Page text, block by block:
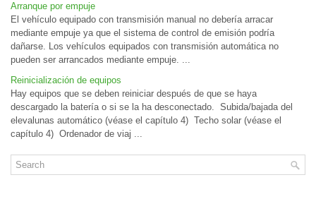
Arranque por empuje
El vehículo equipado con transmisión manual no debería arracar
mediante empuje ya que el sistema de control de emisión podría
dañarse. Los vehículos equipados con transmisión automática no
pueden ser arrancados mediante empuje. ...
Reinicialización de equipos
Hay equipos que se deben reiniciar después de que se haya
descargado la batería o si se la ha desconectado. Subida/bajada del
elevalunas automático (véase el capítulo 4) Techo solar (véase el
capítulo 4) Ordenador de viaj ...